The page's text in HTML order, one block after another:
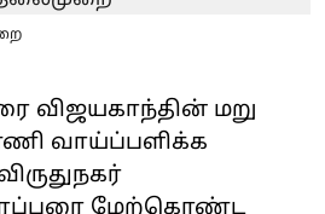
விஜயகாந்தின் மறு
வாய்ப்பளிக்க
மேற்கொண்ட